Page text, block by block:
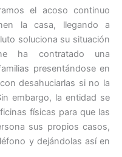
el acoso continuo
la casa, llegando a
soluciona su situación
ha contratado una
presentándose en
desahuciarlas si no la
embargo, la entidad se
físicas para que las
sus propios casos,
y dejándolas así en